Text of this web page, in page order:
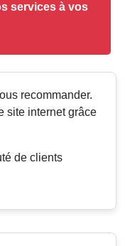
services à vos
recommander.
site internet grâce
de clients